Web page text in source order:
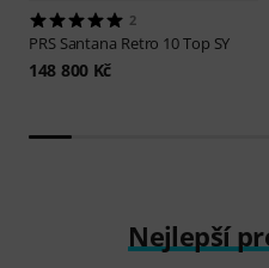
2
PRS Santana Retro 10 Top SY
148 800 Kč
Nejlepší